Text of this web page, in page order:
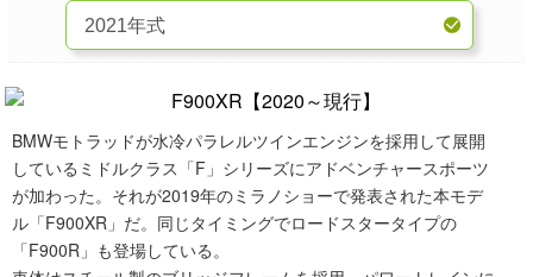
BMWモトラッドが水冷パラレルツインエンジンを採用して展開
しているミドルクラス「F」シリーズにアドベンチャースポーツ
が加わった。それが2019年のミラノショーで発表された本モデ
ル「F900XR」だ。同じタイミングでロードスタータイプの
「F900R」も登場している。